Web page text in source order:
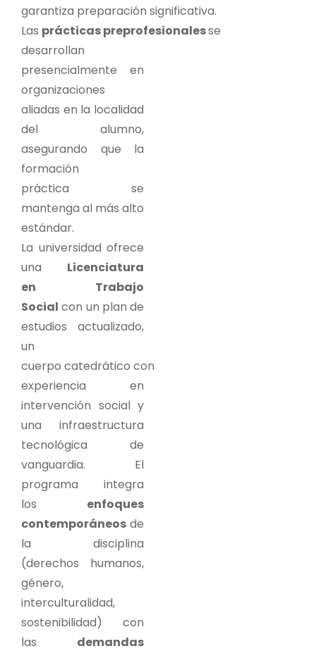
garantiza preparación significativa.
Las prácticas preprofesionalesse
desarrollan
presencialmente en
organizaciones
aliadas en la localidad
del alumno,
asegurando que la
formación
práctica se
mantenga al más alto
estándar.
La universidad ofrece
una Licenciatura
en Trabajo
Social con un plan de
estudios actualizado,
un
cuerpo catedrático con
experiencia en
intervención social y
una infraestructura
tecnológica de
vanguardia. El
programa integra
los enfoques
contemporáneos de
la disciplina
(derechos humanos,
género,
interculturalidad,
sostenibilidad) con
las demandas